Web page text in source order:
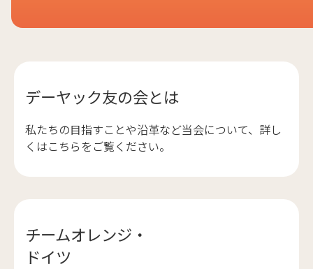
デーヤック友の会とは
私たちの目指すことや沿革など当会について、詳し
くはこちらをご覧ください。
チームオレンジ・
ドイツ